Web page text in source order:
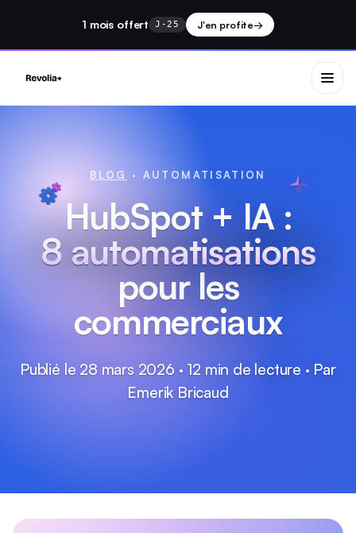
1 mois offert J-25 J'en profite→
BLOG · AUTOMATISATION
HubSpot + IA :
8 automatisations
pour les
commerciaux
Publié le 28 mars 2026 · 12 min de lecture · Par
Emerik Bricaud